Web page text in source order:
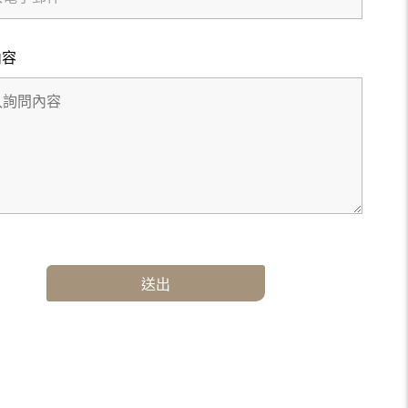
送出